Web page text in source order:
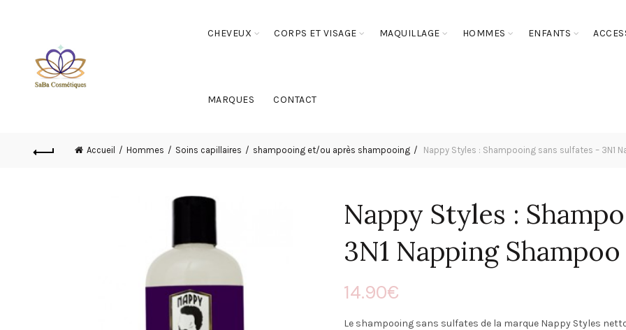
CHEVEUX CORPS ET VISAGE MAQUILLAGE HOMMES ENFANTS
MARQUES CONTACT
Accueil Hommes Soins capillaires shampooing et/ou après shampooing Nappy Styles : Shampooing sans sulfates – 3N1
Nappy Styles :
3N1 Napping Shampoo
14.90€
Le shampooing sans sulfates de la marque Nappy Styles